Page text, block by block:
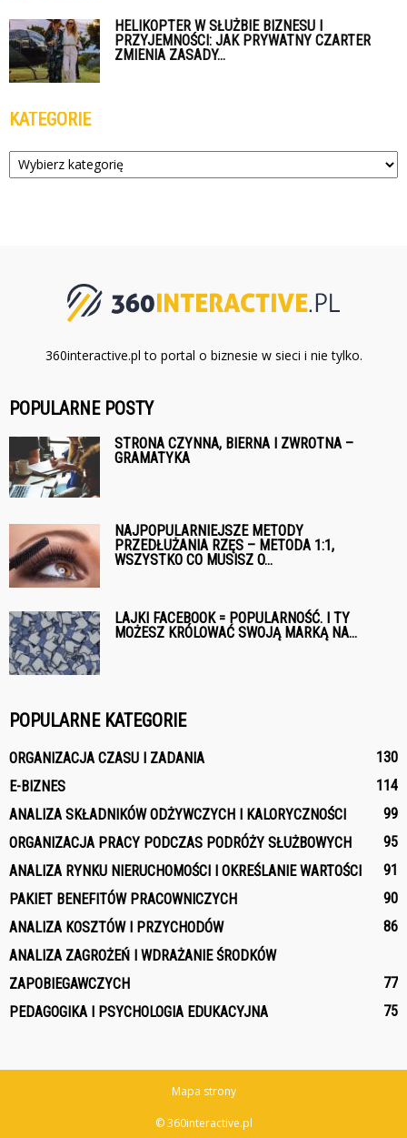
HELIKOPTER W SŁUŻBIE BIZNESU I
PRZYJEMNOŚCI: JAK PRYWATNY CZARTER
ZMIENIA ZASADY...
KATEGORIE
Kategorie
360interactive.pl to portal o biznesie w sieci i nie tylko.
POPULARNE POSTY
STRONA CZYNNA, BIERNA I ZWROTNA –
GRAMATYKA
NAJPOPULARNIEJSZE METODY
PRZEDŁUŻANIA RZĘS – METODA 1:1,
WSZYSTKO CO MUSISZ O...
LAJKI FACEBOOK = POPULARNOŚĆ. I TY
MOŻESZ KRÓLOWAĆ SWOJĄ MARKĄ NA...
POPULARNE KATEGORIE
ORGANIZACJA CZASU I ZADANIA
130
E-BIZNES
114
ANALIZA SKŁADNIKÓW ODŻYWCZYCH I KALORYCZNOŚCI
99
ORGANIZACJA PRACY PODCZAS PODRÓŻY SŁUŻBOWYCH
95
ANALIZA RYNKU NIERUCHOMOŚCI I OKREŚLANIE WARTOŚCI
91
PAKIET BENEFITÓW PRACOWNICZYCH
90
ANALIZA KOSZTÓW I PRZYCHODÓW
86
ANALIZA ZAGROŻEŃ I WDRAŻANIE ŚRODKÓW
ZAPOBIEGAWCZYCH
77
PEDAGOGIKA I PSYCHOLOGIA EDUKACYJNA
75
Mapa strony
© 360interactive.pl